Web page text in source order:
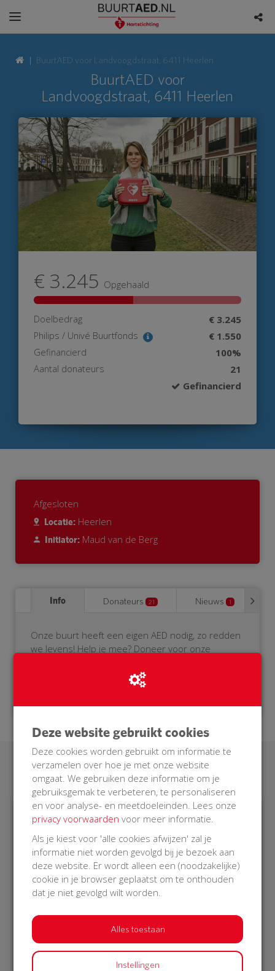
BuurtAED voor Landvoogdstraat, 6411 Heerlen
BuurtAED voor
Landvoogdstraat, 6411 Heerlen
€ 3.245 Opgehaald
Doelbedrag € 3.245
Philips / Univé Buurtfonds € 1.550
Gefinancierd 100%
Aantal donateurs
21
Gefinancierd
Afgesloten
Locatie: Heerlen
Initiator: Maud van de Berg
Info Donateurs 21 Nieuws 1
Onze buurt heeft een eigen AED nodig, zo redden
we levens! Help je mee? Doneer voor onze
Laatste donaties
€ 1.079
Maud
25 Jan 2026
12:39 uur
€ 58,50
Afgeschermd
20 Jan 2026
14:59 uur
Bekijk alle donateurs
Deze website gebruikt cookies
Deze cookies worden gebruikt om informatie te
verzamelen over hoe je met onze website
omgaat. We gebruiken deze informatie om je
gebruiksgemak te verbeteren, te personaliseren
en voor analyse- en meetdoeleinden. Lees onze
privacy voorwaarden voor meer informatie.
Als je kiest voor 'alle cookies afwijzen' zal je
informatie niet worden gevolgd bij je bezoek aan
deze website. Er wordt alleen een (noodzakelijke)
cookie in je browser geplaatst om te onthouden
dat je niet gevolgd wilt worden.
Alles toestaan
Instellingen